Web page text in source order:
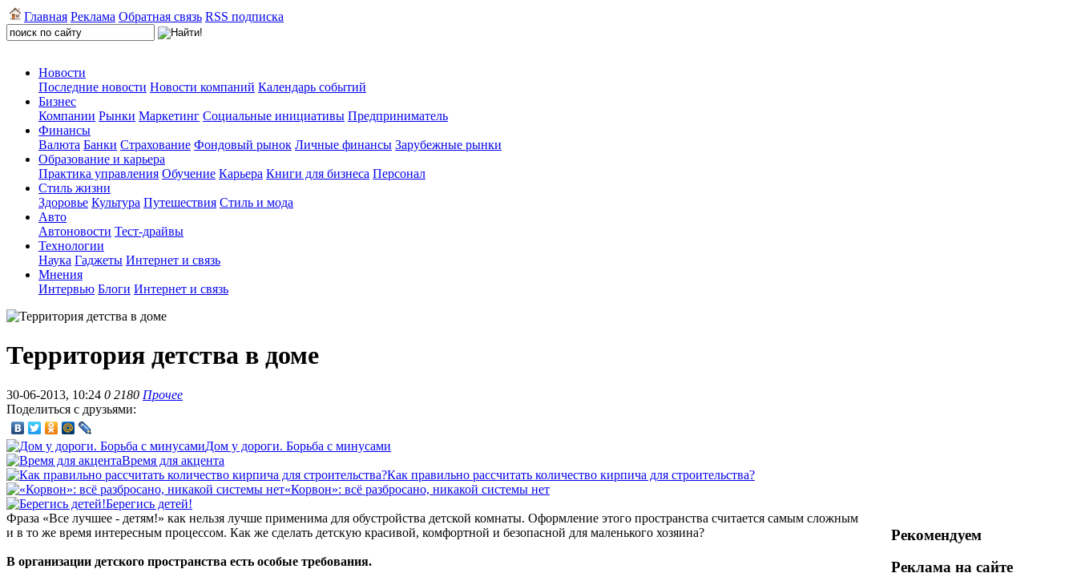
Главная Реклама Обратная связь RSS подписка
Новости
Последние новости Новости компаний Календарь событий
Бизнес
Компании Рынки Маркетинг Социальные инициативы Предприниматель
Финансы
Валюта Банки Страхование Фондовый рынок Личные финансы Зарубежные рынки
Образование и карьера
Практика управления Обучение Карьера Книги для бизнеса Персонал
Стиль жизни
Здоровье Культура Путешествия Стиль и мода
Авто
Автоновости Тест-драйвы
Технологии
Наука Гаджеты Интернет и связь
Мнения
Интервью Блоги Интернет и связь
Территория детства в доме
30-06-2013, 10:24 0 2180 Прочее
Поделиться с друзьями:
Дом у дороги. Борьба с минусами
Время для акцента
Как правильно рассчитать количество кирпича для строительства?
«Корвон»: всё разбросано, никакой системы нет
Берегись детей!
Фраза «Все лучшее - детям!» как нельзя лучше применима для обустройства детской комнаты. Оформление этого пространства считается самым сложным
и в то же время интересным процессом. Как же сделать детскую красивой, комфортной и безопасной для маленького хозяина?
В организации детского пространства есть особые требования.
Рекомендуем
Реклама на сайте